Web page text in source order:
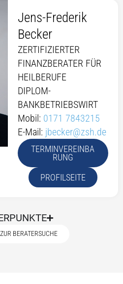
Jens-Frederik
Becker
ZERTIFIZIERTER
FINANZBERATER FÜR
HEILBERUFE
DIPLOM-
BANKBETRIEBSWIRT
Mobil: 0171 7843215
E-Mail: jbecker@zsh.de
TERMINVEREINBA
RUNG
PROFILSEITE
BERATERSUCHE